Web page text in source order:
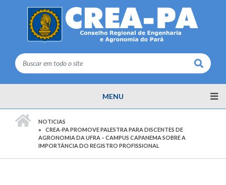
Buscar
MENU
NOTICIAS
CREA-PA PROMOVE PALESTRA PARA DISCENTES DE
AGRONOMIA DA UFRA – CAMPUS CAPANEMA SOBRE A
IMPORTÂNCIA DO REGISTRO PROFISSIONAL